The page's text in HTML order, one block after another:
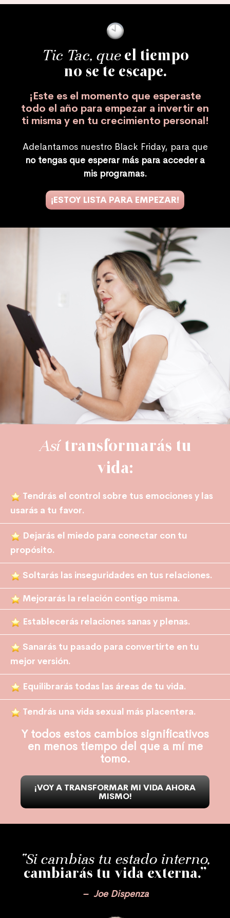
Tic Tac, queel tiempo
no se te escape.
¡Este es el momento que esperaste
todo el año para empezar a invertir en
ti misma y en tu crecimiento personal!
Adelantamos nuestro Black Friday, para que
no tengas que esperar más para acceder a
mis programas.
¡ESTOY LISTA PARA EMPEZAR!
Así transformarás tu
vida:
Tendrás el control sobre tus emociones y las
usarás a tu favor.
Dejarás el miedo para conectar con tu
propósito.
Soltarás las inseguridades en tus relaciones.
Mejorarás la relación contigo misma.
Establecerás relaciones sanas y plenas.
Sanarás tu pasado para convertirte en tu
mejor versión.
Equilibrarás todas las áreas de tu vida.
Tendrás una vida sexual más placentera.
Y todos estos cambios significativos
en menos tiempo del que a mí me
tomo.
¡VOY A TRANSFORMAR MI VIDA AHORA
MISMO!
“Si cambias tu estado interno,
cambiarás tu vida externa.”
– Joe Dispenza